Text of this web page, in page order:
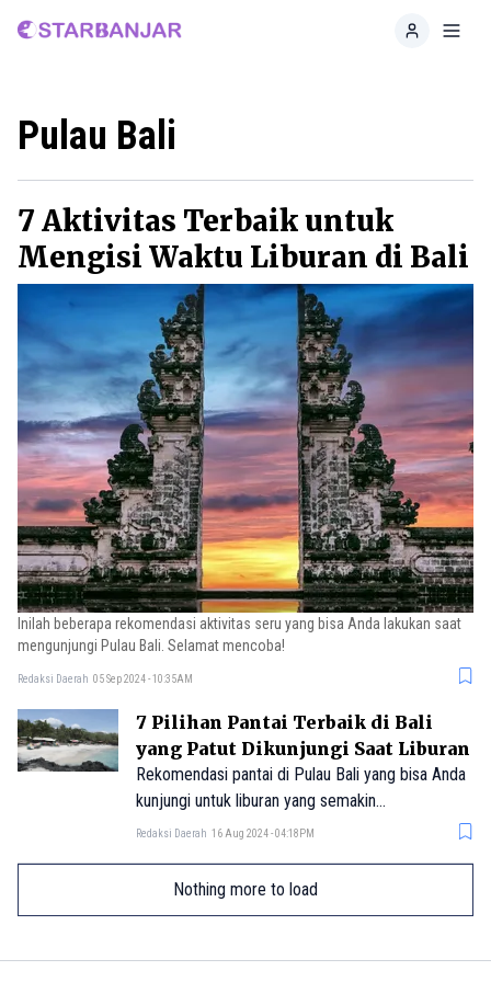
Home
Pulau Bali
7 Aktivitas Terbaik untuk
Mengisi Waktu Liburan di Bali
Inilah beberapa rekomendasi aktivitas seru yang bisa Anda lakukan saat
mengunjungi Pulau Bali. Selamat mencoba!
Redaksi Daerah 05 Sep 2024 - 10:35AM
7 Pilihan Pantai Terbaik di Bali
yang Patut Dikunjungi Saat Liburan
Rekomendasi pantai di Pulau Bali yang bisa Anda
kunjungi untuk liburan yang semakin
menyenangkan.
Redaksi Daerah 16 Aug 2024 - 04:18PM
Nothing more to load